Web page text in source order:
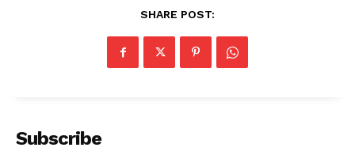
SHARE POST:
Subscribe